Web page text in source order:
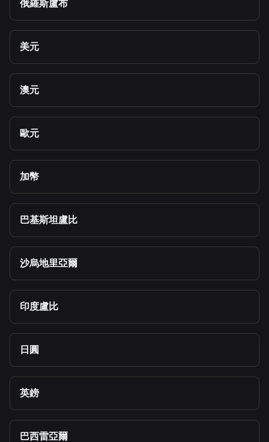
俄羅斯盧布
美元
澳元
歐元
加幣
巴基斯坦盧比
沙烏地里亞爾
印度盧比
日圓
英鎊
巴西雷亞爾